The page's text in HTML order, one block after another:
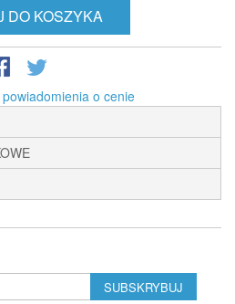
DO KOSZYKA
o cenie
SUBSKRYBUJ